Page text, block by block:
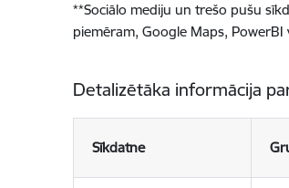
**Sociālo mediju un trešo pušu
piemēram, Google Maps, PowerBI
Detalizētāka informācija
Sīkdatne